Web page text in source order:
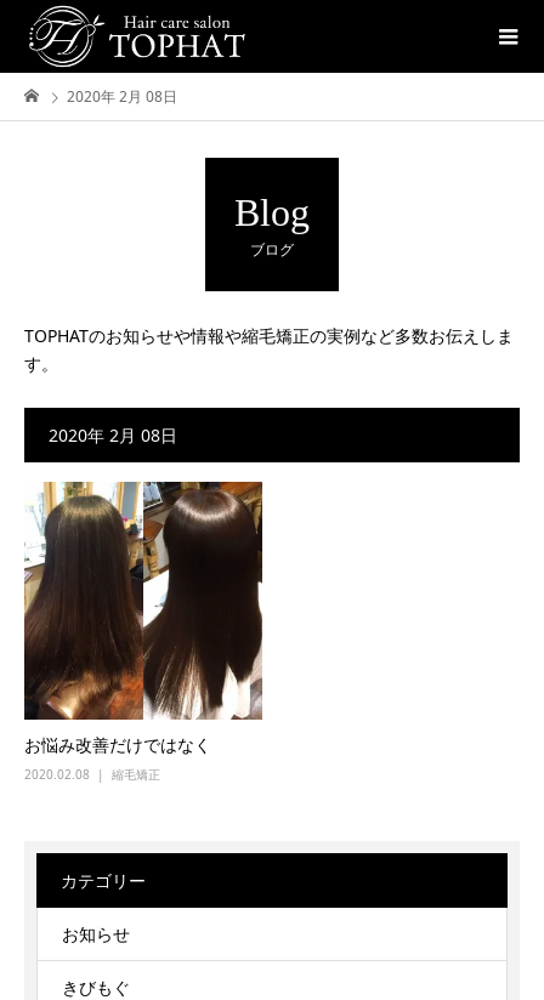
2020年 2月 08日
Blog
ブログ
TOPHATのお知らせや情報や縮毛矯正の実例など多数お伝えしま
す。
2020年 2月 08日
お悩み改善だけではなく
2020.02.08 縮毛矯正
カテゴリー
お知らせ
きびもぐ